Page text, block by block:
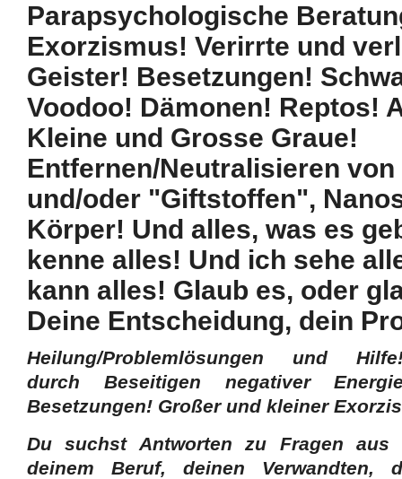
Parapsychologische
Exorzismus! Verirrte und
Geister! Besetzungen!
Voodoo! Dämonen! Reptos!
Kleine und Grosse Graue!
Entfernen/Neutralisieren
und/oder "Giftstoffen",
Körper! Und alles, was es
kenne alles! Und ich sehe
kann alles! Glaub es, oder
Deine Entscheidung, dein
Heilung/Problemlösungen und
durch Beseitigen negativer
Besetzungen! Großer und kleiner
Du suchst Antworten zu Fragen aus
deinem Beruf, deinen Verwandten,